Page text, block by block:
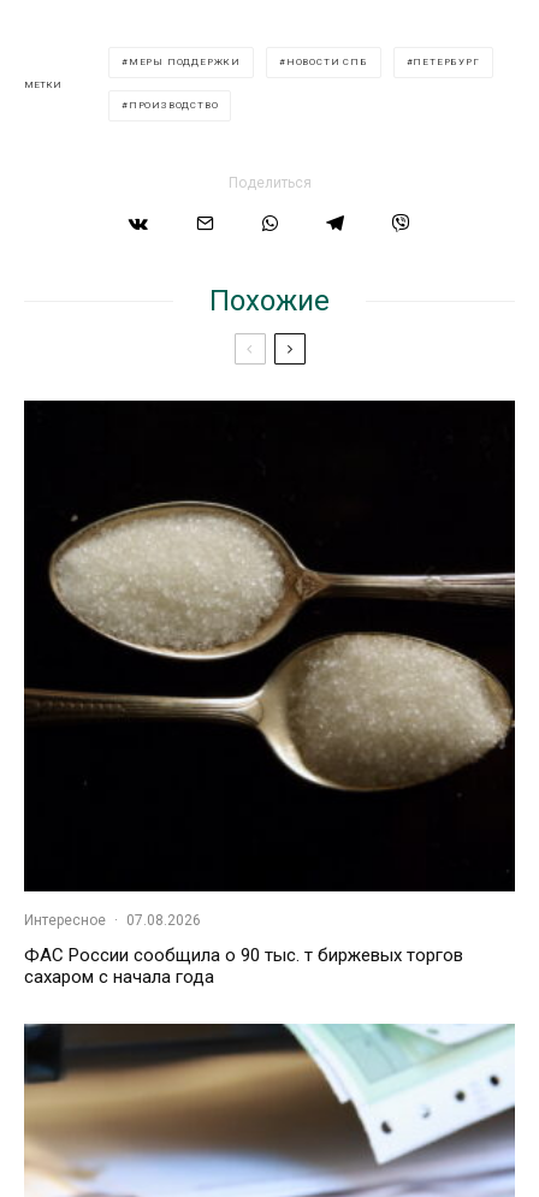
МЕТКИ
МЕРЫ ПОДДЕРЖКИ НОВОСТИ СПБ ПЕТЕРБУРГ
ПРОИЗВОДСТВО
Поделиться
Похожие
Интересное · 07.08.2026
ФАС России сообщила о 90 тыс. т биржевых торгов
сахаром с начала года